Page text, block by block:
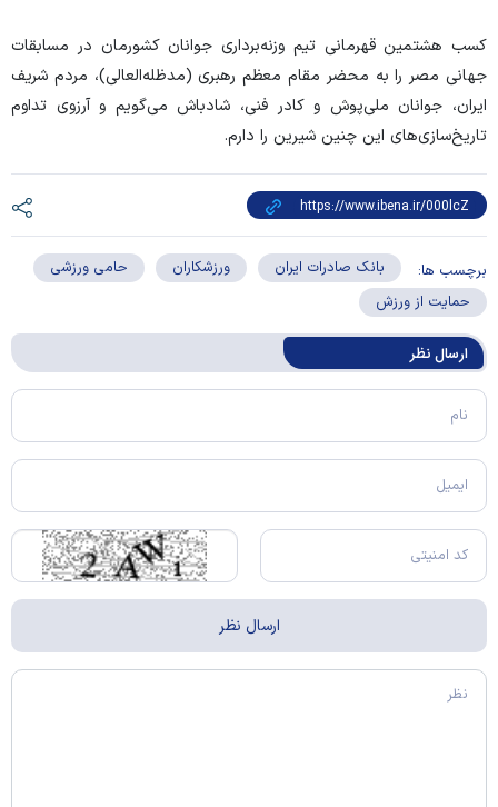
کسب هشتمین قهرمانی تیم وزنه‌برداری جوانان کشورمان در مسابقات
جهانی مصر را به محضر مقام معظم رهبری (مدظله‌العالی)، مردم شریف
ایران، جوانان ملی‌پوش و کادر فنی، شادباش می‌گویم و آرزوی تداوم
تاریخ‌سازی‌های این چنین شیرین را دارم.
برچسب ها: بانک صادرات ایران ورزشکاران
حامی ورزشی
حمایت از ورزش
ارسال‌ نظر